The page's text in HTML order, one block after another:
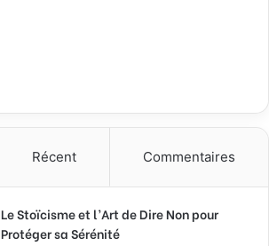
Récent Commentaires
Le Stoïcisme et l’Art de Dire Non pour
Protéger sa Sérénité